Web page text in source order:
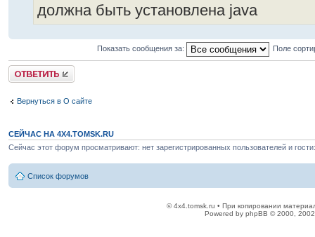
должна быть установлена java
Показать сообщения за: Поле
Ответить
Вернуться в О сайте
СЕЙЧАС НА 4X4.TOMSK.RU
Сейчас этот форум просматривают: нет зарегистрированных пользователей и
Список форумов
© 4x4.tomsk.ru • При копировании
Powered by phpBB © 2000,